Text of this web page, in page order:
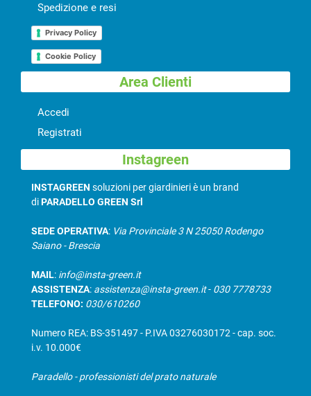
Spedizione e resi
Privacy Policy
Cookie Policy
Area Clienti
Accedi
Registrati
Instagreen
INSTAGREEN soluzioni per giardinieri è un brand
diPARADELLO GREEN Srl
SEDE OPERATIVA: Via Provinciale 3 N 25050 Rodengo
Saiano - Brescia
MAIL: info@insta-green.it
ASSISTENZA: assistenza@insta-green.it- 030 7778733
TELEFONO: 030/610260
Numero REA: BS-351497 - P.IVA 03276030172 - cap. soc.
i.v. 10.000€
Paradello - professionisti del prato naturale